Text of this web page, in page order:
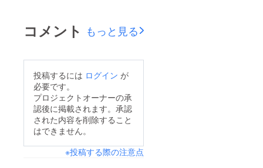
数量限定ですので、ま
う方はお買い逃がしの
無いようにCAMPFIRE
ページへお急ぎくださ
い！数量限定超超早割
はこちらから!!ULTRA
PLUS
MKGA75MTL-Jのレ
ビュー動画が【wabi
た！動画内では複層構
造や打鍵音、細部のス
タビライザー等の我々
のこだわりが分かり易
なっておりますので是
コメント もっと見る
投稿するには ログイン が
必要です。
プロジェクトオーナーの承
認後に掲載されます。承認
された内容を削除すること
はできません。
※投稿する際の注意点